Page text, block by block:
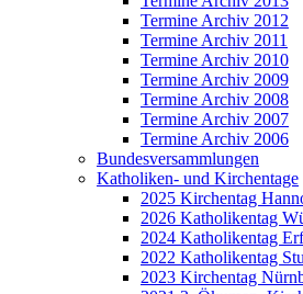
Termine Archiv 2012
Termine Archiv 2011
Termine Archiv 2010
Termine Archiv 2009
Termine Archiv 2008
Termine Archiv 2007
Termine Archiv 2006
Bundesversammlungen
Katholiken- und Kirchentage
2025 Kirchentag
2026 Katholikentag
2024 Katholikentag
2022 Katholikentag
2023 Kirchentag